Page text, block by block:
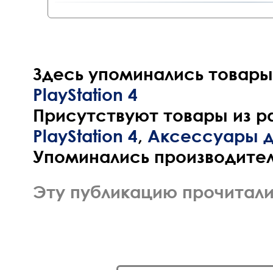
Здесь упоминались
PlayStation 4
Присутствуют товары из
PlayStation 4, Аксессуары
Упоминались
Эту публикацию